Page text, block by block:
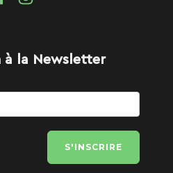
à la Newsletter
S'INSCRIRE